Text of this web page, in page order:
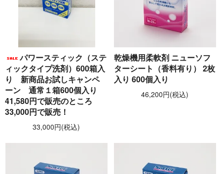
パワースティック（ステ
ィックタイプ洗剤）600箱入
り 新商品お試しキャンペ
ーン 通常１箱600個入り
41,580円で販売のところ
33,000円で販売！
33,000円(税込)
乾燥機用柔軟剤 ニューソフ
ターシート（香料有り） 2枚
入り 600個入り
46,200円(税込)